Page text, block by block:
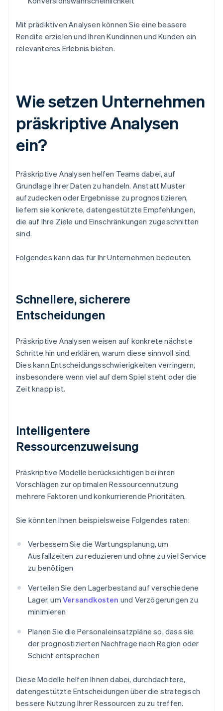
Mit prädiktiven Analysen können Sie eine bessere
Rendite erzielen und Ihren Kundinnen und Kunden ein
relevanteres Erlebnis bieten.
Wie setzen Unternehmen
präskriptive Analysen
ein?
Präskriptive Analysen helfen Teams dabei, auf
Grundlage ihrer Daten zu handeln. Anstatt Muster
aufzudecken oder Ergebnisse zu prognostizieren,
liefern sie konkrete, datengestützte Empfehlungen,
die auf Ihre Ziele und Einschränkungen zugeschnitten
sind.
Folgendes kann das für Ihr Unternehmen bedeuten.
Schnellere, sicherere
Entscheidungen
Präskriptive Analysen weisen auf konkrete nächste
Schritte hin und erklären, warum diese sinnvoll sind.
Dies kann Entscheidungsschwierigkeiten verringern,
insbesondere wenn viel auf dem Spiel steht oder die
Zeit knapp ist.
Intelligentere
Ressourcenzuweisung
Präskriptive Modelle berücksichtigen bei ihren
Vorschlägen zur optimalen Ressourcennutzung
mehrere Faktoren und konkurrierende Prioritäten.
Sie könnten Ihnen beispielsweise Folgendes raten:
Verbessern Sie die Wartungsplanung, um
Ausfallzeiten zu reduzieren und ohne zu viel Service
zu benötigen
Verteilen Sie den Lagerbestand auf verschiedene
Lager, um Versandkosten und Verzögerungen zu
minimieren
Planen Sie die Personaleinsatzpläne so, dass sie
der prognostizierten Nachfrage nach Region oder
Schicht entsprechen
Diese Modelle helfen Ihnen dabei, durchdachtere,
datengestützte Entscheidungen über die strategisch
bessere Nutzung Ihrer Ressourcen zu zu treffen.